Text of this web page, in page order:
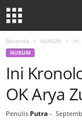
Beranda HUKUM Ini
HUKUM
Ini
OK Arya
Penulis Putra -